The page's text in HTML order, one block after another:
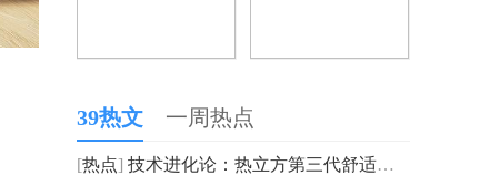
39热文 一周热点
[热点] 技术进化论：热立方第三代舒适家如何重塑健康人居体验